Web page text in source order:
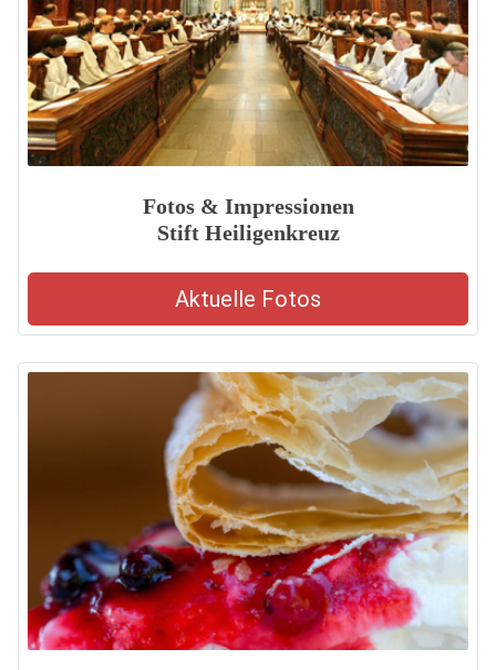
Fotos & Impressionen
Stift Heiligenkreuz
Aktuelle Fotos